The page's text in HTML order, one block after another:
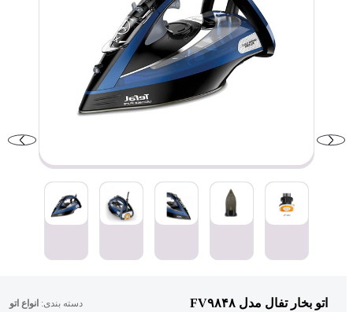
اتو بخار تفال مدل FV۹۸۴۸ دسته بندی:انواع اتو